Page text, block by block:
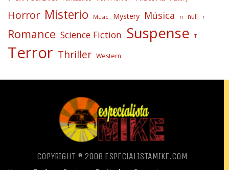
Horror Misterio Music Mystery Música n null r
Romance Science Fiction Suspense T
Terror Thriller Western
COPYRIGHT ® 2008 ESPECIALISTAMIKE.COM